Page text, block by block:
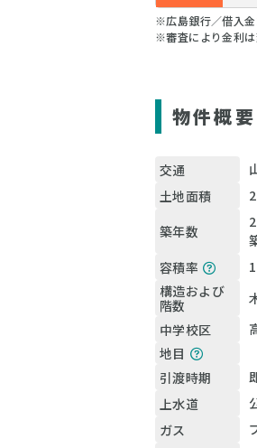
※広島銀行／借入
※審査により金利は
物件概要
交通
土地面積
築年数
容積率
構造および
階数
中学校区
地目
引渡時期
上水道
ガス